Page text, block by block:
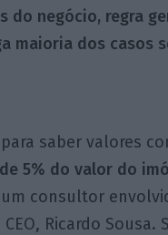
negócio, regra
maioria dos casos
saber valores
5% do valor do
consultor
Ricardo Sousa.